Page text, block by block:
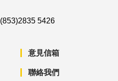
(853)2835 5426
意見信箱
聯絡我們